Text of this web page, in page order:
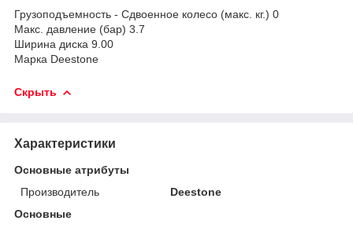
Грузоподъемность - Сдвоенное колесо (макс. кг.) 0
Макс. давление (бар) 3.7
Ширина диска 9.00
Марка Deestone
Скрыть
Характеристики
Основные атрибуты
Производитель
Deestone
Основные